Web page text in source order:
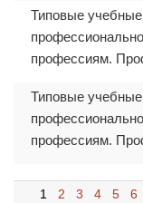
Типовые
профессиям.
Типовые
профессиям.
1 2 3 4 5 6